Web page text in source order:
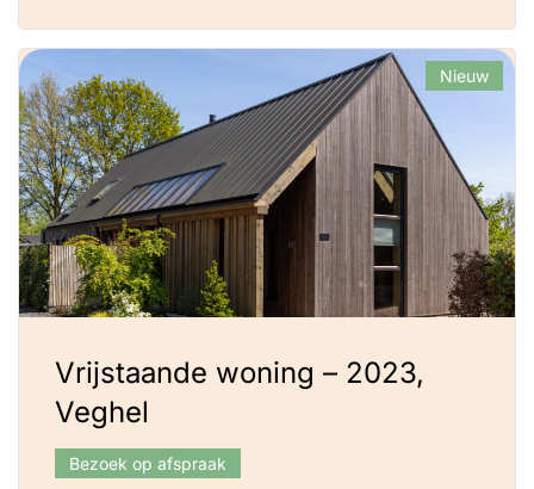
Nieuw
Vrijstaande woning – 2023,
Veghel
Bezoek op afspraak